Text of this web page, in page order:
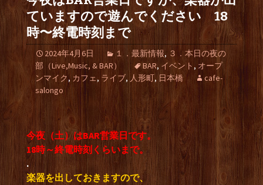
ていますので遊んでください 18
時〜終電時刻まで
2024年4月6日 １．最新情報, ３．本日の夜の
部（Live,Music, & BAR）
BAR, イベント , オープ
ンマイク,カフェ, ライブ, 人形町, 日本橋
cafe-
salongo
今夜（土）はBAR営業日です。
18時～終電時刻くらいまで。
.
楽器を出しておきますので、